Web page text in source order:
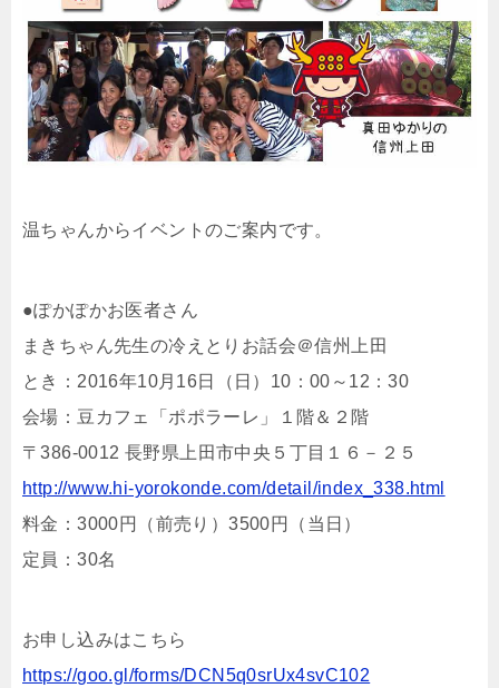
温ちゃんからイベントのご案内です。
●ぽかぽかお医者さん
まきちゃん先生の冷えとりお話会＠信州上田
とき：2016年10月16日（日）10：00～12：30
会場：豆カフェ「ポポラーレ」１階＆２階
〒386-0012 長野県上田市中央５丁目１６－２５
http://www.hi-yorokonde.com/detail/index_338.html
料金：3000円（前売り）3500円（当日）
定員：30名
お申し込みはこちら
https://goo.gl/forms/DCN5q0srUx4svC102